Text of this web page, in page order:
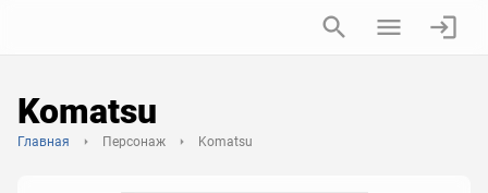
Komatsu
Главная Персонаж Komatsu